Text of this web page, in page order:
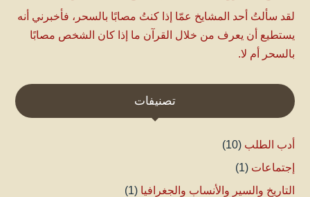
لقد سألتُ أحد المشايخ عمّا إذا كنتُ مصابًا بالسحر، فأخبرني أنه
يستطيع أن يعرف من خلال القرآن ما إذا كان الشخص مصابًا
بالسحر أم لا.
تصنيفات
أدب الطلب (10)
إجتماعات (1)
التاريخ والسير والأنساب والجغرافيا (1)